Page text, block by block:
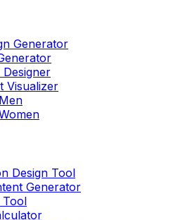
Generator
Visualizer
Design Tool
Generator
Tool